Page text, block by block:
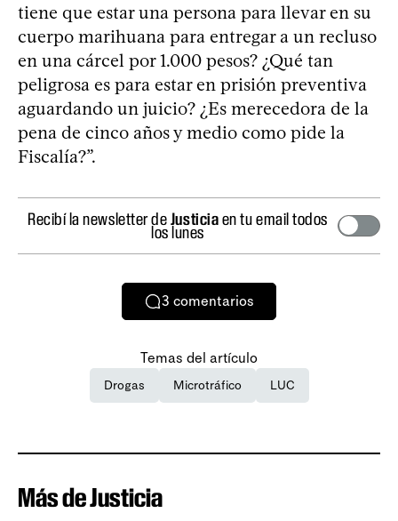
tiene que estar una persona para llevar en su
cuerpo marihuana para entregar a un recluso
en una cárcel por 1.000 pesos? ¿Qué tan
peligrosa es para estar en prisión preventiva
aguardando un juicio? ¿Es merecedora de la
pena de cinco años y medio como pide la
Fiscalía?”.
Recibí la newsletter deJusticiaen tu email todos
los lunes
3 comentarios
Temas del artículo
Drogas Microtráfico LUC
Más de Justicia